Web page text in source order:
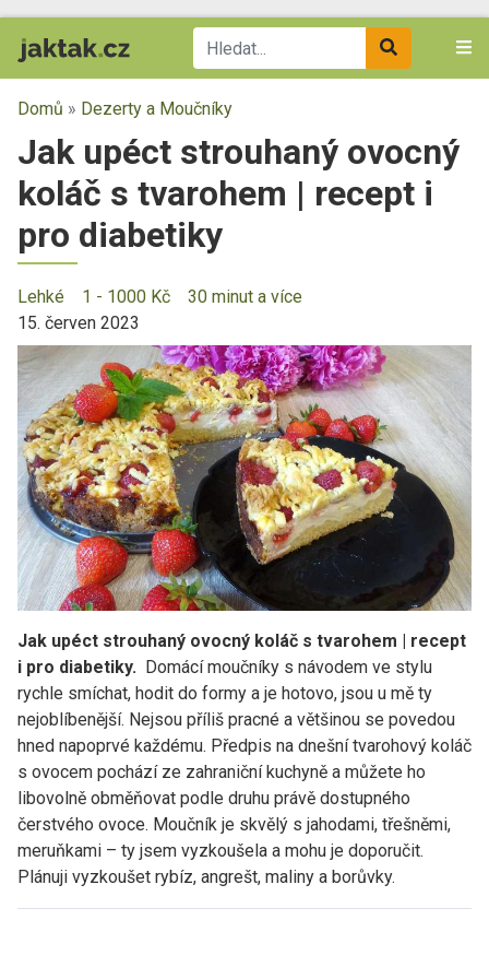
Domů » Dezerty a Moučníky
Jak upéct strouhaný ovocný
koláč s tvarohem | recept i
pro diabetiky
Lehké 1 - 1000 Kč
30 minut a více
15. červen 2023
Jak upéct strouhaný ovocný koláč s tvarohem | recept
i pro diabetiky. Domácí moučníky s návodem ve stylu
rychle smíchat, hodit do formy a je hotovo, jsou u mě ty
nejoblíbenější. Nejsou příliš pracné a většinou se povedou
hned napoprvé každému. Předpis na dnešní tvarohový koláč
s ovocem pochází ze zahraniční kuchyně a můžete ho
libovolně obměňovat podle druhu právě dostupného
čerstvého ovoce. Moučník je skvělý s jahodami, třešněmi,
meruňkami – ty jsem vyzkoušela a mohu je doporučit.
Plánuji vyzkoušet rybíz, angrešt, maliny a borůvky.